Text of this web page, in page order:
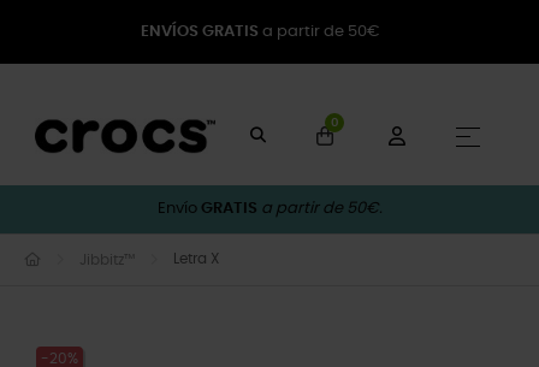
ENVÍOS GRATIS a partir de 50€
0
☰
Envío GRATIS a partir de 50€.
Jibbitz™ Letra X
-20%